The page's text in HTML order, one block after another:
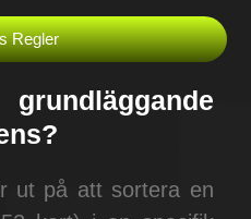
Regler
ut på att sortera en